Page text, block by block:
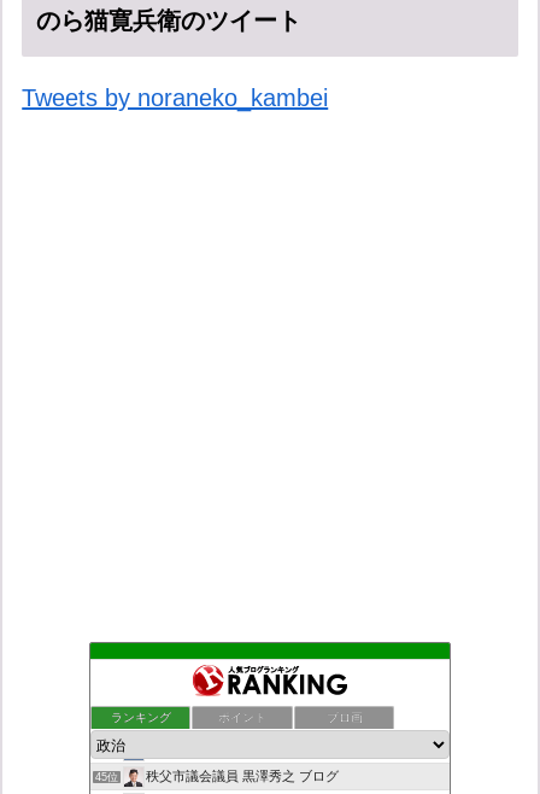
のら猫寛兵衛のツイート
Tweets by noraneko_kambei
ランキング ポイント ブロ画
日本第一！ニュース録
デモや街宣のお供に！プラカード無料素材
43位 ついっちゃが速報
44位
45位 秩父市議会議員 黒澤秀之 ブログ